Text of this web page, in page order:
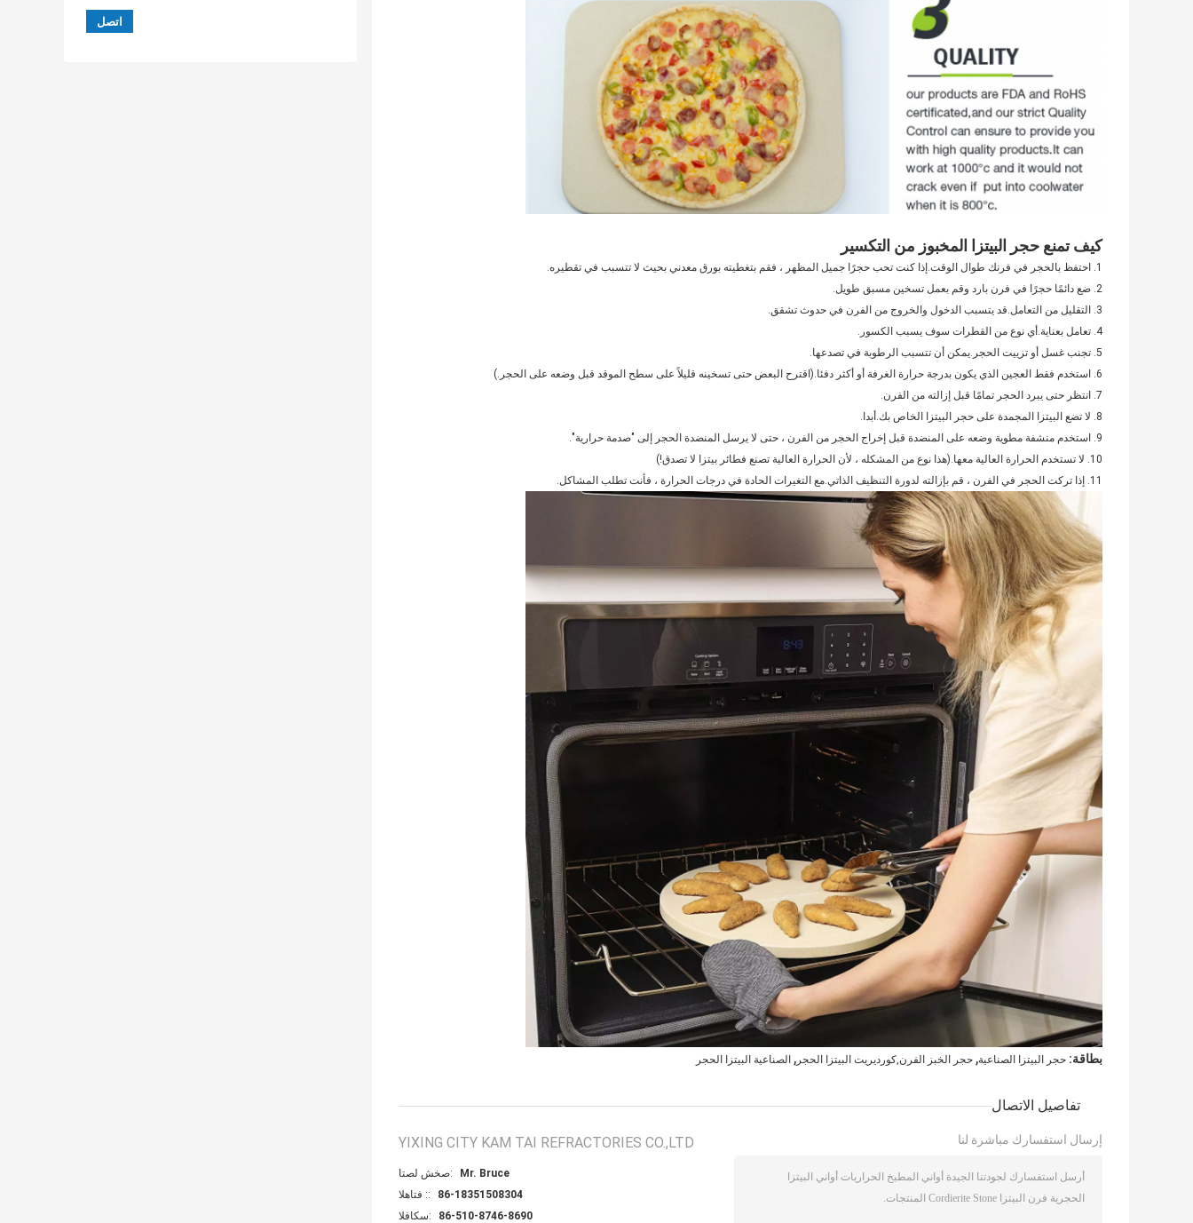
كيف تمنع حجر البيتزا المخبوز من التكسير
1. احتفظ بالحجر في فرنك طوال الوقت.إذا كنت تحب حجرًا جميل المظهر ، فقم بتغطيته بورق معدني بحيث لا تتسبب في تقطيره.
2. ضع دائمًا حجرًا في فرن بارد وقم بعمل تسخين مسبق طويل.
3. التقليل من التعامل.قد يتسبب الدخول والخروج من الفرن في حدوث تشقق.
4. تعامل بعناية.أي نوع من القطرات سوف يسبب الكسور.
5. تجنب غسل أو تزييت الحجر.يمكن أن تتسبب الرطوبة في تصدعها.
6. استخدم فقط العجين الذي يكون بدرجة حرارة الغرفة أو أكثر دفئا.(اقترح البعض حتى تسخينه قليلاً على سطح الموقد قبل وضعه على الحجر.)
7. انتظر حتى يبرد الحجر تمامًا قبل إزالته من الفرن.
8. لا تضع البيتزا المجمدة على حجر البيتزا الخاص بك.أبدا.
9. استخدم منشفة مطوية وضعه على المنضدة قبل إخراج الحجر من الفرن ، حتى لا يرسل المنضدة الحجر إلى "صدمة حرارية".
10. لا تستخدم الحرارة العالية معها.(هذا نوع من المشكله ، لأن الحرارة العالية تصنع فطائر بيتزا لا تصدق!)
11. إذا تركت الحجر في الفرن ، قم بإزالته لدورة التنظيف الذاتي.مع التغيرات الحادة في درجات الحرارة ، فأنت تطلب المشاكل.
بطاقة: حجر البيتزا الصناعية, حجر الخبز الفرن,كورديريت البيتزا الحجر , الصناعية البيتزا الحجر
تفاصيل الاتصال
YIXING CITY KAM TAI REFRACTORIES CO.,LTD
اتصل شخص:
Mr. Bruce
الهاتف ::
86-18351508304
الفاكس:
86-510-8746-8690
إرسال استفسارك مباشرة لنا